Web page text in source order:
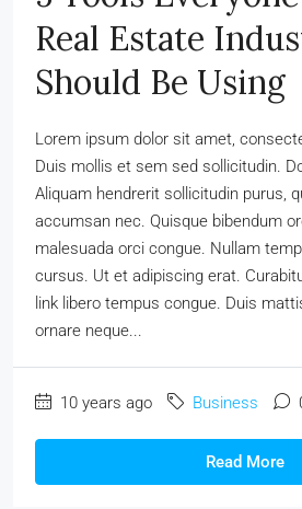
Real Estate
Should Be Using
Lorem ipsum dolor sit amet,
Duis mollis et sem sed sollicitudin.
Aliquam hendrerit sollicitudin purus,
accumsan nec. Quisque bibendum
malesuada orci congue. Nullam
cursus. Ut et adipiscing erat.
link libero tempus congue. Duis
ornare neque...
10 years ago Business
Read More